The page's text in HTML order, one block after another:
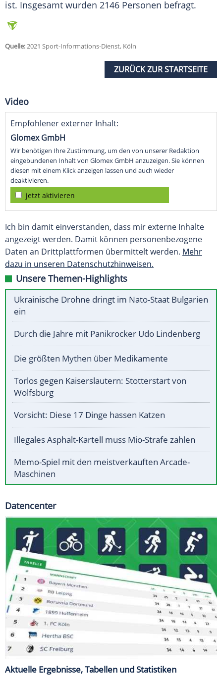
ist. Insgesamt wurden 2146 Personen befragt.
Quelle:2021 Sport-Informations-Dienst, Köln
ZURÜCK ZUR STARTSEITE
Video
Empfohlener externer Inhalt:
Glomex GmbH
Wir benötigen Ihre Zustimmung, um den von unserer Redaktion
eingebundenen Inhalt von Glomex GmbH anzuzeigen. Sie können
diesen mit einem Klick anzeigen lassen und auch wieder
deaktivieren.
jetzt aktivieren
Ich bin damit einverstanden, dass mir externe Inhalte
angezeigt werden. Damit können personenbezogene
Daten an Drittplattformen übermittelt werden. Mehr
dazu in unseren Datenschutzhinweisen.
Unsere Themen-Highlights
Ukrainische Drohne dringt im Nato-Staat Bulgarien
ein
Durch die Jahre mit Panikrocker Udo Lindenberg
Die größten Mythen über Medikamente
Torlos gegen Kaiserslautern: Stotterstart von
Wolfsburg
Vorsicht: Diese 17 Dinge hassen Katzen
Illegales Asphalt-Kartell muss Mio-Strafe zahlen
Memo-Spiel mit den meistverkauften Arcade-
Maschinen
Datencenter
Aktuelle Ergebnisse, Tabellen und Statistiken